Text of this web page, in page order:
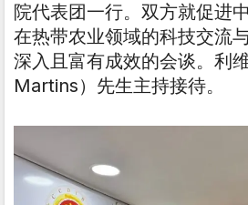
院代表团一行。双方就促进
在热带农业领域的科技交流
深入且富有成效的会谈。利
Martins）先生主持接待。